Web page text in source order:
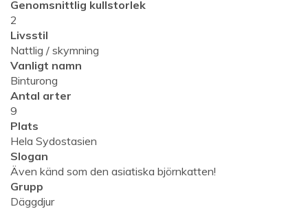
Genomsnittlig kullstorlek
2
Livsstil
Nattlig / skymning
Vanligt namn
Binturong
Antal arter
9
Plats
Hela Sydostasien
Slogan
Även känd som den asiatiska björnkatten!
Grupp
Däggdjur